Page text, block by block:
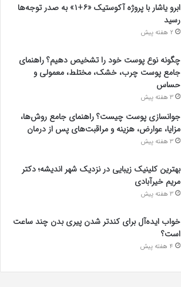
ابرو یاشار با پروژه آکوستیک «۶+۱» به صدر توجه‌ها
رسید
2 هفته پیش
چگونه نوع پوست خود را تشخیص دهیم؟ راهنمای
جامع پوست چرب، خشک، مختلط، معمولی و
حساس
3 هفته پیش
جوانسازی پوست چیست؟ راهنمای جامع روش‌ها،
مزایا، عوارض، هزینه و مراقبت‌های پس از درمان
3 هفته پیش
بهترین کلینیک زیبایی در نزدیک شهر اندیشه؛ دکتر
مریم خیرآبادی
3 هفته پیش
خواب ایده‌آل برای کندتر شدن پیری بدن چند ساعت
است؟
4 هفته پیش